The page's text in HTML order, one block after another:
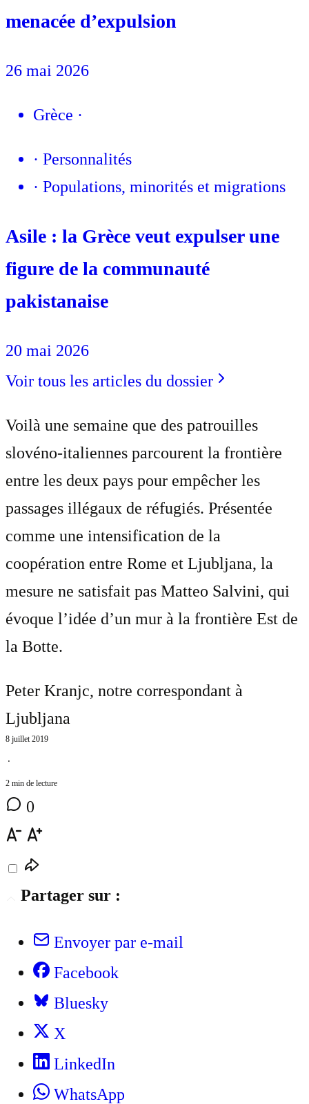
menacée d’expulsion
26 mai 2026
Grèce ·
· Personnalités
· Populations, minorités et migrations
Asile : la Grèce veut expulser une
figure de la communauté
pakistanaise
20 mai 2026
Voir tous les articles du dossier
Voilà une semaine que des patrouilles
slovéno-italiennes parcourent la frontière
entre les deux pays pour empêcher les
passages illégaux de réfugiés. Présentée
comme une intensification de la
coopération entre Rome et Ljubljana, la
mesure ne satisfait pas Matteo Salvini, qui
évoque l’idée d’un mur à la frontière Est de
la Botte.
Peter Kranjc, notre correspondant à
Ljubljana
8 juillet 2019
⋅
2 min de lecture
0
Partager sur :
Envoyer par e-mail
Facebook
Bluesky
X
LinkedIn
WhatsApp